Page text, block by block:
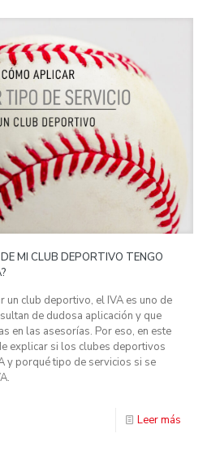
MI CLUB DEPORTIVO TENGO
un club deportivo, el IVA es uno de
de dudosa aplicación y que
en las asesorías. Por eso, en este
explicar si los clubes deportivos
y porqué tipo de servicios si se
Leer más